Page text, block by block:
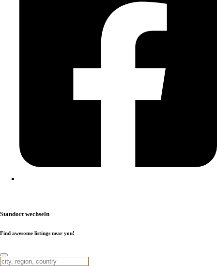
Standort wechseln
Find awesome listings near you!
Standort wechseln